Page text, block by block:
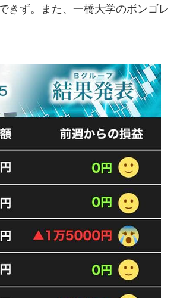
きず。また、一橋大学のボンゴレ